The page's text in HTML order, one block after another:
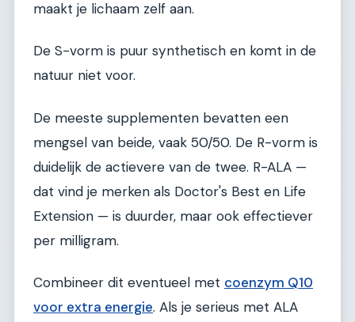
maakt je lichaam zelf aan.
De S-vorm is puur synthetisch en komt in de
natuur niet voor.
De meeste supplementen bevatten een
mengsel van beide, vaak 50/50. De R-vorm is
duidelijk de actievere van de twee. R-ALA —
dat vind je merken als Doctor's Best en Life
Extension — is duurder, maar ook effectiever
per milligram.
Combineer dit eventueel met coenzym Q10
voor extra energie. Als je serieus met ALA